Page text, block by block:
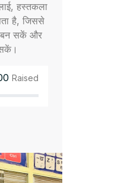
हस्तकला
है, जिससे
बन सकें और
Raised